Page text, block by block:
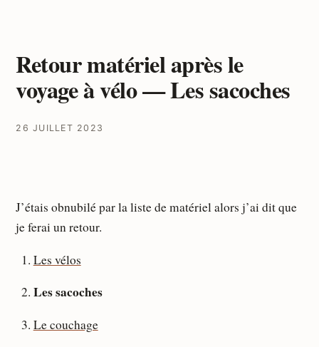
Retour matériel après le
voyage à vélo — Les sacoches
26 JUILLET 2023
J’étais obnubilé par la liste de matériel alors j’ai dit que
je ferai un retour.
Les vélos
Les sacoches
Le couchage